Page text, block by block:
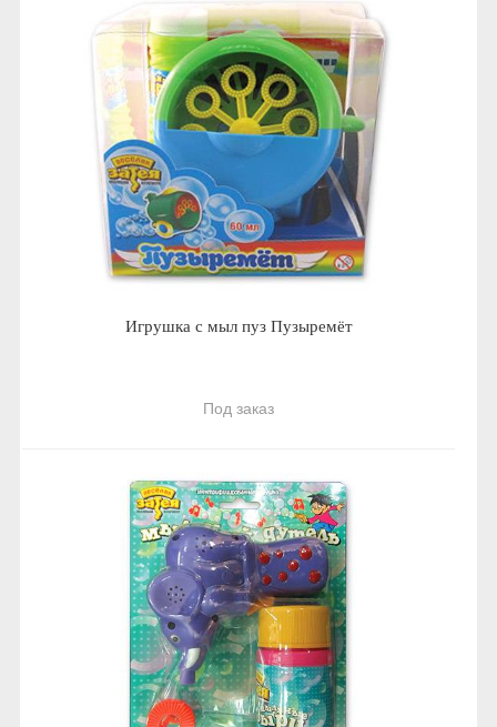
Игрушка с мыл пуз Пузыремёт
Под заказ